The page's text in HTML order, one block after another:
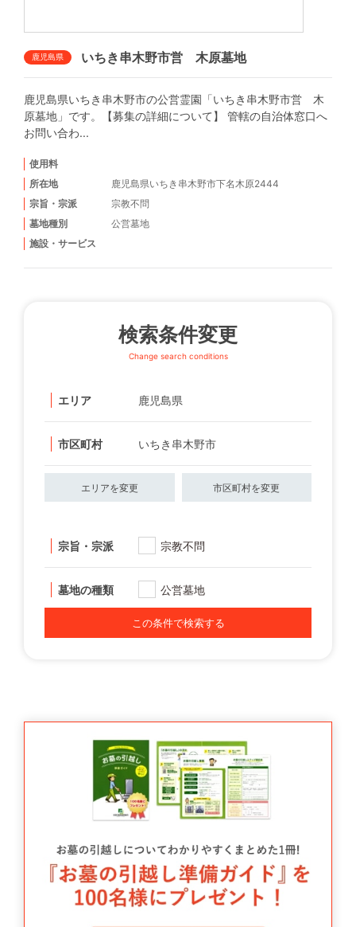
鹿児島県 いちき串木野市営 木原墓地
鹿児島県いちき串木野市の公営霊園「いちき串木野市営 木
原墓地」です。【募集の詳細について】 管轄の自治体窓口へ
お問い合わ...
使用料
所在地
鹿児島県いちき串木野市下名木原2444
宗旨・宗派
宗教不問
墓地種別
公営墓地
施設・サービス
検索条件変更
Change search conditions
エリア 鹿児島県
市区町村 いちき串木野市
エリアを変更 市区町村を変更
宗旨・宗派 宗教不問
墓地の種類 公営墓地
この条件で検索する